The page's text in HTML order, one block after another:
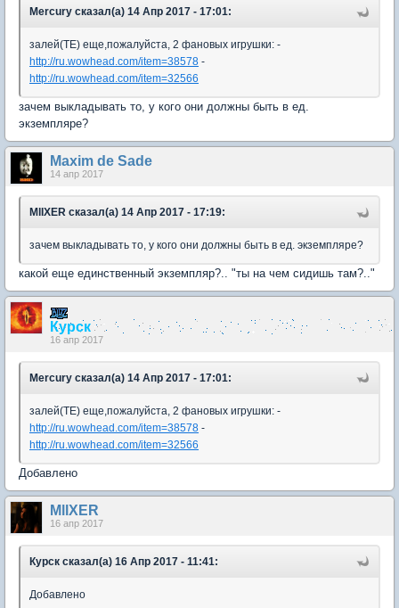
Mercury сказал(а) 14 Апр 2017 - 17:01:
залей(ТЕ) еще,пожалуйста, 2 фановых игрушки: -
http://ru.wowhead.com/item=38578 -
http://ru.wowhead.com/item=32566
зачем выкладывать то, у кого они должны быть в ед.
экземпляре?
Maxim de Sade
14 апр 2017
MlIXER сказал(а) 14 Апр 2017 - 17:19:
зачем выкладывать то, у кого они должны быть в ед. экземпляре?
какой еще единственный экземпляр?.. "ты на чем сидишь там?.."
Курск
16 апр 2017
Mercury сказал(а) 14 Апр 2017 - 17:01:
залей(ТЕ) еще,пожалуйста, 2 фановых игрушки: -
http://ru.wowhead.com/item=38578 -
http://ru.wowhead.com/item=32566
Добавлено
MllXER
16 апр 2017
Курск сказал(а) 16 Апр 2017 - 11:41:
Добавлено